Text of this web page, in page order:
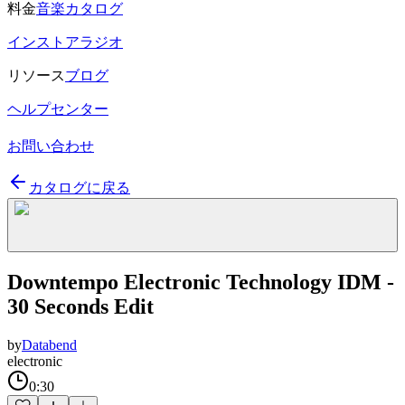
料金音楽カタログ
インストアラジオ
リソースブログ
ヘルプセンター
お問い合わせ
カタログに戻る
Downtempo Electronic Technology IDM -
30 Seconds Edit
byDatabend
electronic
0:30